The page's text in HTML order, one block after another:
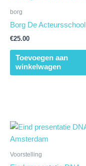
borg
Borg De Acteursschool
€25.00
Toevoegen aan
winkelwagen
Voorstelling